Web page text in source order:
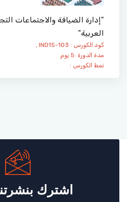
"إدارة الضيافة والاجتماعات
العربية"
كود الكورس : IND15-103 ,
مدة الدورة :5 يوم
نمط الكورس :
اشترك